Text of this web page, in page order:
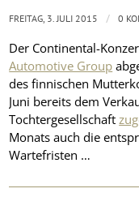
Der Continental-
Automotive Group
des finnischen
Juni bereits dem
Tochtergesellschaft
Monats auch die
Wartefristen …
FREITAG, 3. JULI 2015 / 0